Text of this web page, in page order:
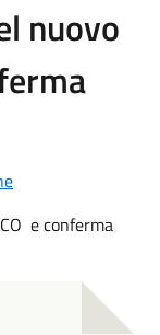
nuovo
e conferma